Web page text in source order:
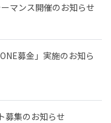
マンス開催のお知らせ
募金」実施のお知ら
募集のお知らせ